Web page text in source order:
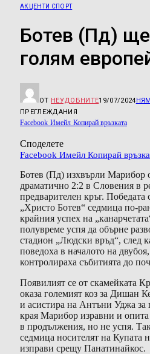
АКЦЕНТИ СПОРТ
Ботев (Пд) ще
голям
ОТ НЕУДОБНИТЕ19/07/2024
ПРЕГЛЕЖДАНИЯ
Facebook Имейл Копирай връзката
Споделете
Facebook Имейл Копирай
Ботев (Пд) изхвърли Марибор
драматично 2:2 в Словения в
предварителен кръг. Победата
„Христо Ботев“ седмица по-
крайния успех на
полувреме успя да обърне
стадион „Людски връд“, след
поведоха в началото на
контролираха събитията до
Появилият се от скамейката
оказа големият коз за Дишан
и асистира на Антъни Уджа за
края Марибор изравни и опита
в продължения, но не успя.
седмица носителят на Купата
изправи срещу Панатинайкос.